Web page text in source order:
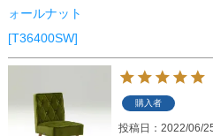
ォールナット
[T36400SW]
購入者
投稿日 2022/06/